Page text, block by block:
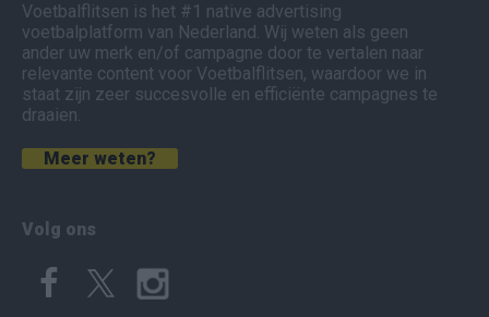
Voetbalflitsen is het #1 native advertising
voetbalplatform van Nederland. Wij weten als geen
ander uw merk en/of campagne door te vertalen naar
relevante content voor Voetbalflitsen, waardoor we in
staat zijn zeer succesvolle en efficiënte campagnes te
draaien.
Meer weten?
Volg ons